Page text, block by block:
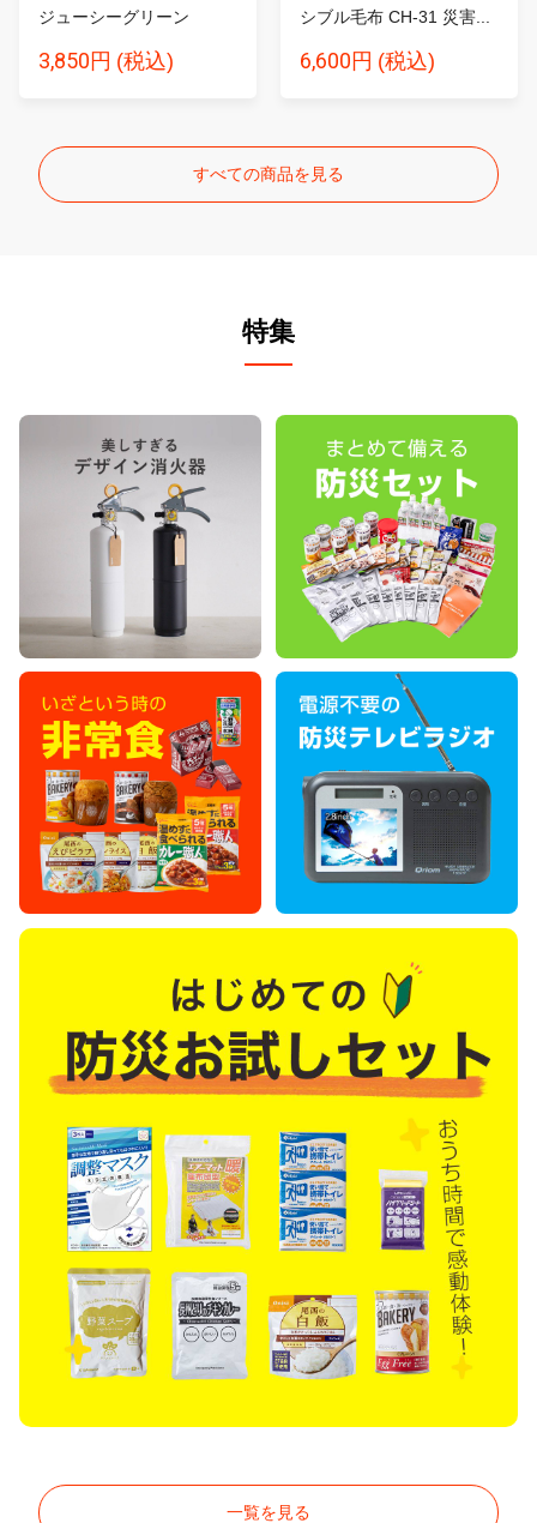
ジューシーグリーン
3,850円 (税込)
シブル毛布 CH-31 災害...
6,600円 (税込)
すべての商品を見る
特集
一覧を見る